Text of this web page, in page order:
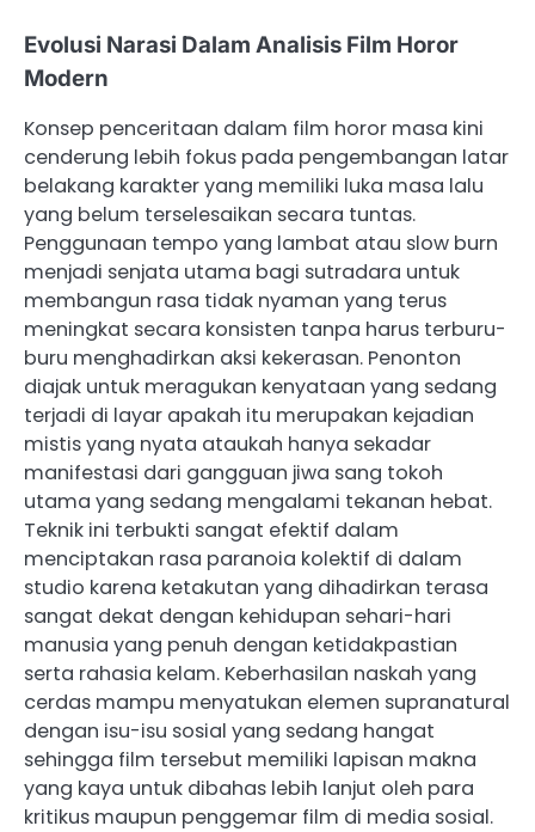
Evolusi Narasi Dalam Analisis Film Horor
Modern
Konsep penceritaan dalam film horor masa kini
cenderung lebih fokus pada pengembangan latar
belakang karakter yang memiliki luka masa lalu
yang belum terselesaikan secara tuntas.
Penggunaan tempo yang lambat atau slow burn
menjadi senjata utama bagi sutradara untuk
membangun rasa tidak nyaman yang terus
meningkat secara konsisten tanpa harus terburu-
buru menghadirkan aksi kekerasan. Penonton
diajak untuk meragukan kenyataan yang sedang
terjadi di layar apakah itu merupakan kejadian
mistis yang nyata ataukah hanya sekadar
manifestasi dari gangguan jiwa sang tokoh
utama yang sedang mengalami tekanan hebat.
Teknik ini terbukti sangat efektif dalam
menciptakan rasa paranoia kolektif di dalam
studio karena ketakutan yang dihadirkan terasa
sangat dekat dengan kehidupan sehari-hari
manusia yang penuh dengan ketidakpastian
serta rahasia kelam. Keberhasilan naskah yang
cerdas mampu menyatukan elemen supranatural
dengan isu-isu sosial yang sedang hangat
sehingga film tersebut memiliki lapisan makna
yang kaya untuk dibahas lebih lanjut oleh para
kritikus maupun penggemar film di media sosial.